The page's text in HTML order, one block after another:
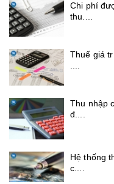
Chi phí
thu....
Thuế giá
....
Thu nhập
đ....
Hệ thống
c....